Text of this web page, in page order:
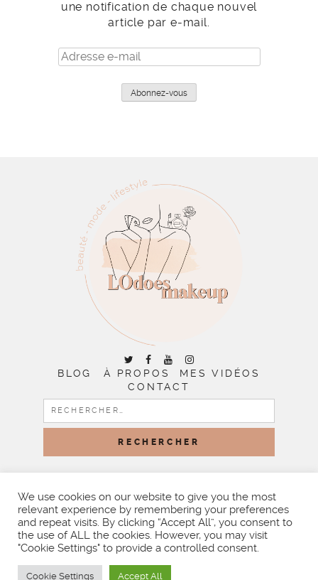
une notification de chaque nouvel
article par e-mail.
Adresse
e-
Abonnez-vous
BLOG À PROPOS
MES VIDÉOS
CONTACT
RECHERCHER :
BY LITTLE THEME SHOP
We use cookies on our website to give you the most
relevant experience by remembering your preferences
and repeat visits. By clicking “Accept All”, you consent to
the use of ALL the cookies. However, you may visit
"Cookie Settings" to provide a controlled consent.
Cookie Settings Accept All